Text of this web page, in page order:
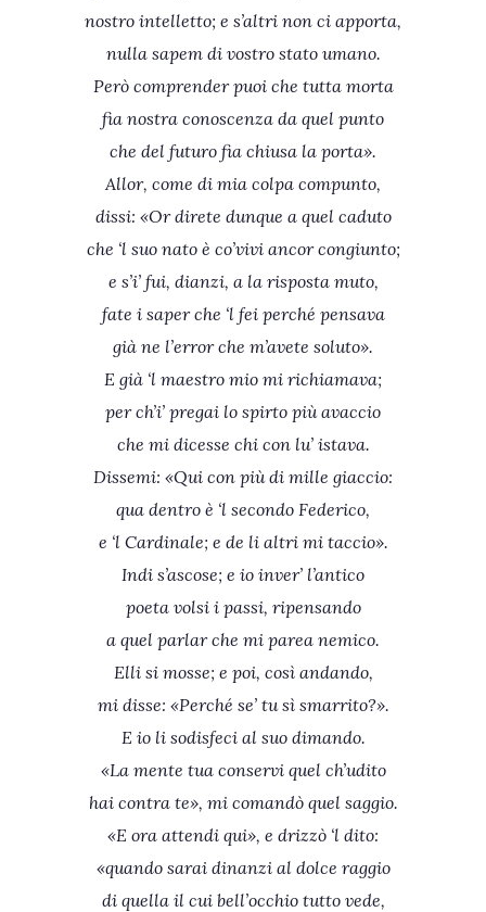
nostro intelletto; e s’altri non ci apporta,
nulla sapem di vostro stato umano.
Però comprender puoi che tutta morta
fia nostra conoscenza da quel punto
che del futuro fia chiusa la porta».
Allor, come di mia colpa compunto,
dissi: «Or direte dunque a quel caduto
che ‘l suo nato è co’vivi ancor congiunto;
e s’i’ fui, dianzi, a la risposta muto,
fate i saper che ‘l fei perché pensava
già ne l’error che m’avete soluto».
E già ‘l maestro mio mi richiamava;
per ch’i’ pregai lo spirto più avaccio
che mi dicesse chi con lu’ istava.
Dissemi: «Qui con più di mille giaccio:
qua dentro è ‘l secondo Federico,
e ‘l Cardinale; e de li altri mi taccio».
Indi s’ascose; e io inver’ l’antico
poeta volsi i passi, ripensando
a quel parlar che mi parea nemico.
Elli si mosse; e poi, così andando,
mi disse: «Perché se’ tu sì smarrito?».
E io li sodisfeci al suo dimando.
«La mente tua conservi quel ch’udito
hai contra te», mi comandò quel saggio.
«E ora attendi qui», e drizzò ‘l dito:
«quando sarai dinanzi al dolce raggio
di quella il cui bell’occhio tutto vede,